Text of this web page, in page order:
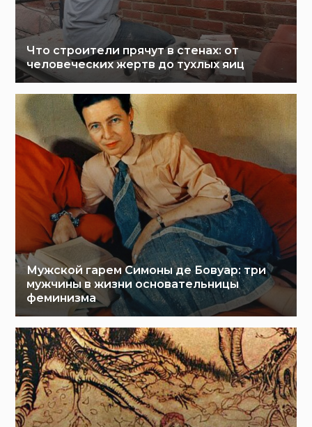
Что строители прячут в стенах: от
человеческих жертв до тухлых яиц
Мужской гарем Симоны де Бовуар: три
мужчины в жизни основательницы
феминизма